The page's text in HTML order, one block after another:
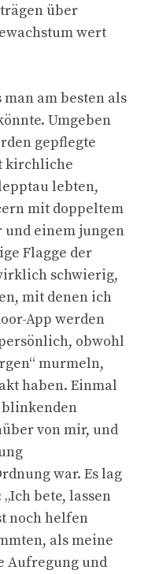
über
wert
am besten als
Umgeben
gepflegte
kirchliche
lebten,
mit doppeltem
und einem jungen
Flagge der
schwierig,
mit denen ich
App werden
obwohl
murmeln,
haben. Einmal
blinkenden
von mir, und
war. Es lag
bete, lassen
noch helfen
als meine
Aufregung und